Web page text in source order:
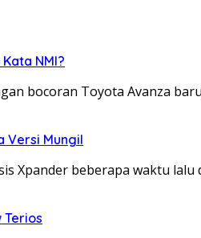
NMI?
bocoran Toyota Avanza
Versi Mungil
Xpander beberapa waktu
Terios